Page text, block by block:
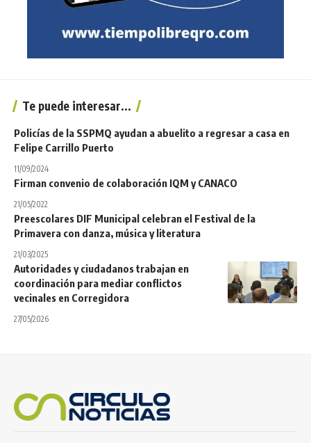
Te puede interesar...
Policías de la SSPMQ ayudan a abuelito a regresar a casa en
Felipe Carrillo Puerto
11/09/2024
Firman convenio de colaboración IQM y CANACO
21/05/2022
Preescolares DIF Municipal celebran el Festival de la
Primavera con danza, música y literatura
21/03/2025
Autoridades y ciudadanos trabajan en
coordinación para mediar conflictos
vecinales en Corregidora
27/05/2026